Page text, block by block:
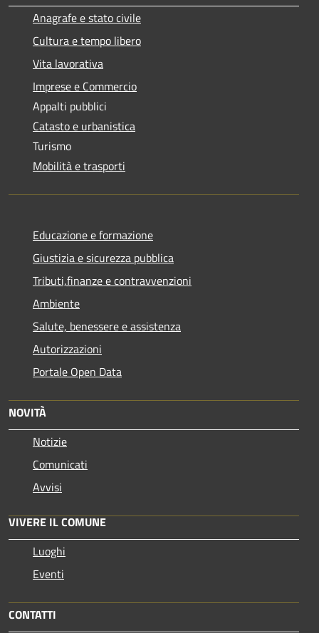
Anagrafe e stato civile
Cultura e tempo libero
Vita lavorativa
Imprese e Commercio
Appalti pubblici
Catasto e urbanistica
Turismo
Mobilità e trasporti
Educazione e formazione
Giustizia e sicurezza pubblica
Tributi,finanze e contravvenzioni
Ambiente
Salute, benessere e assistenza
Autorizzazioni
Portale Open Data
NOVITÀ
Notizie
Comunicati
Avvisi
VIVERE IL COMUNE
Luoghi
Eventi
CONTATTI